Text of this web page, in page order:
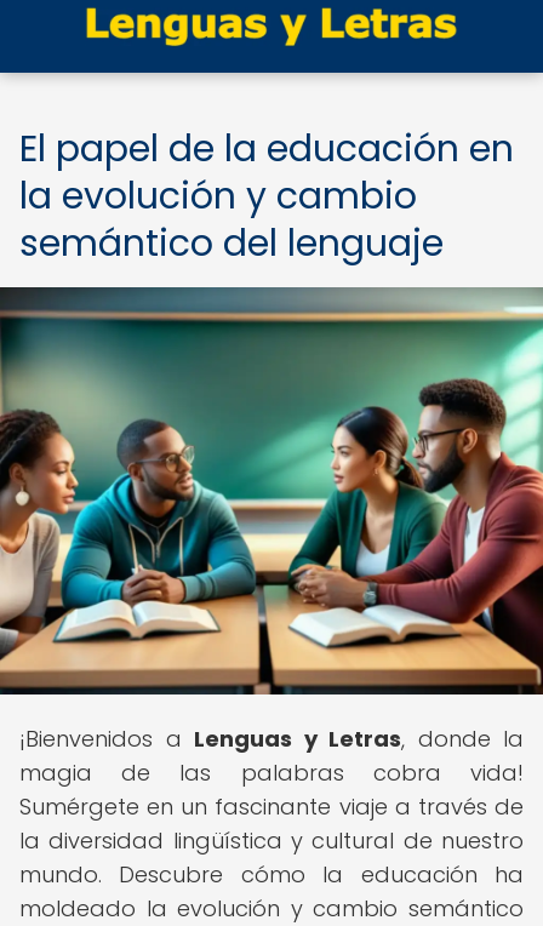
El papel de la educación en
la evolución y cambio
semántico del lenguaje
¡Bienvenidos a Lenguas y Letras, donde la
magia de las palabras cobra vida!
Sumérgete en un fascinante viaje a través de
la diversidad lingüística y cultural de nuestro
mundo. Descubre cómo la educación ha
moldeado la evolución y cambio semántico